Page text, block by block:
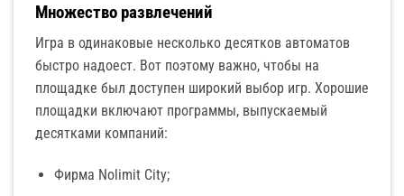
Множество развлечений
Игра в одинаковые несколько десятков автоматов
быстро надоест. Вот поэтому важно, чтобы на
площадке был доступен широкий выбор игр. Хорошие
площадки включают программы, выпускаемый
десятками компаний:
Фирма Nolimit City;